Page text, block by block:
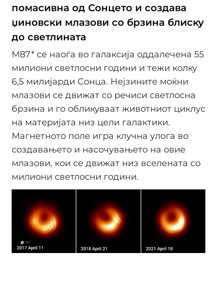
помасивна од Сонцето и создава
џиновски млазови со брзина блиску
до светлината
М87* се наоѓа во галаксија оддалечена 55
милиони светлосни години и тежи колку
6,5 милијарди Сонца. Нејзините моќни
млазови се движат со речиси светлосна
брзина и го обликуваат животниот циклус
на материјата низ цели галактики.
Магнетното поле игра клучна улога во
создавањето и насочувањето на овие
млазови, кои се движат низ вселената со
милиони светлосни години.